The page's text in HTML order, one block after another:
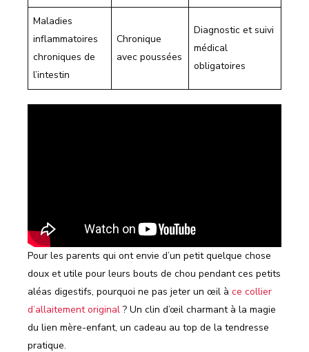
Maladies
inflammatoires
chroniques de
l’intestin
Chronique
avec poussées
Diagnostic et suivi
médical
obligatoires
Pour les parents qui ont envie d’un petit quelque chose
doux et utile pour leurs bouts de chou pendant ces petits
aléas digestifs, pourquoi ne pas jeter un œil à ce collier
d’allaitement original? Un clin d’œil charmant à la magie
du lien mère-enfant, un cadeau au top de la tendresse
pratique.